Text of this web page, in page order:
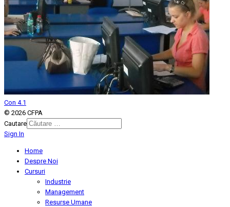
Con 4.1
© 2026 CFPA
Cautare
Sign In
Home
Despre Noi
Cursuri
Industrie
Management
Resurse Umane